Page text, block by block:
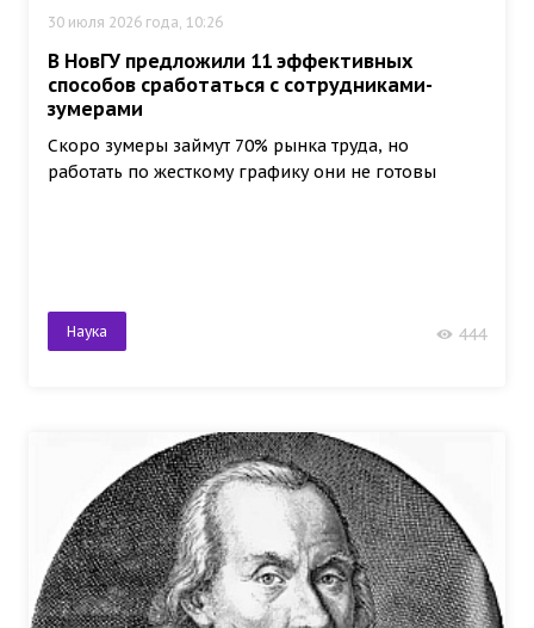
30 июля 2026 года, 10:26
В НовГУ предложили 11 эффективных
способов сработаться с сотрудниками-
зумерами
Скоро зумеры займут 70% рынка труда, но
работать по жесткому графику они не готовы
Наука 444